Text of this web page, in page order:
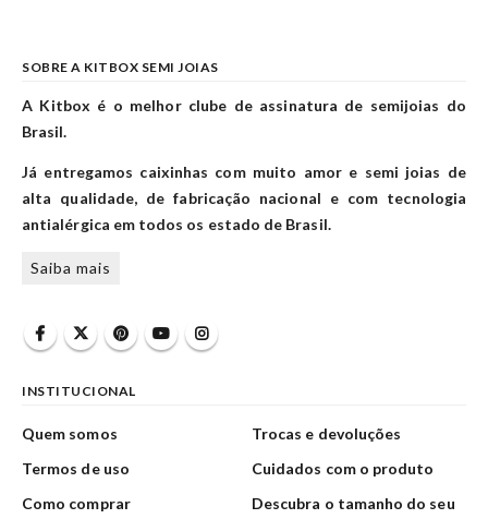
SOBRE A KITBOX SEMI JOIAS
A Kitbox é o melhor clube de assinatura de semijoias do
Brasil.
Já entregamos caixinhas com muito amor e semi joias de
alta qualidade, de fabricação nacional e com tecnologia
antialérgica em todos os estado de Brasil.
Saiba mais
INSTITUCIONAL
Quem somos
Termos de uso
Como comprar
Trocas e devoluções
Cuidados com o produto
Descubra o tamanho do seu